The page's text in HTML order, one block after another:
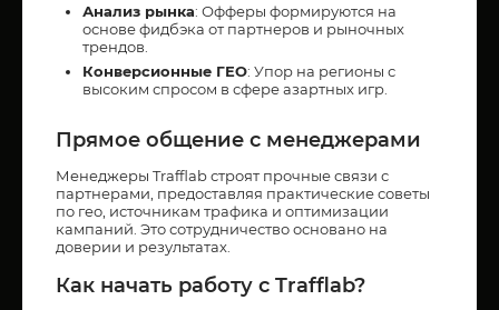
Анализ рынка: Офферы формируются на
основе фидбэка от партнеров и рыночных
трендов.
Конверсионные ГЕО: Упор на регионы с
высоким спросом в сфере азартных игр.
Прямое общение с менеджерами
Менеджеры Trafflab строят прочные связи с
партнерами, предоставляя практические советы
по гео, источникам трафика и оптимизации
кампаний. Это сотрудничество основано на
доверии и результатах.
Как начать работу с Trafflab?